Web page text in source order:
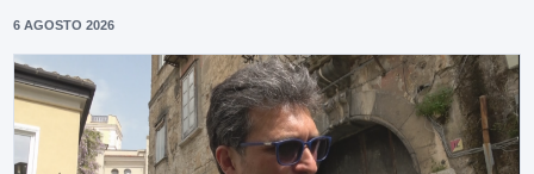
6 AGOSTO 2026